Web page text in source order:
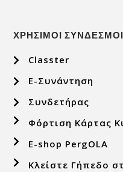
ΧΡΗΣΙΜΟΙ ΣΥΝΔΕΣΜΟΙ
Classter
E-Συνάντηση
Συνδετήρας
Φόρτιση Κάρτας
E-shop PergOLA
Κλείστε Γήπεδο